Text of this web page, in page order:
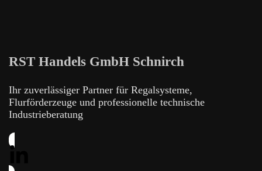
RST Handels GmbH Schnirch
Ihr zuverlässiger Partner für Regalsysteme,
Flurförderzeuge und professionelle technische
Industrieberatung